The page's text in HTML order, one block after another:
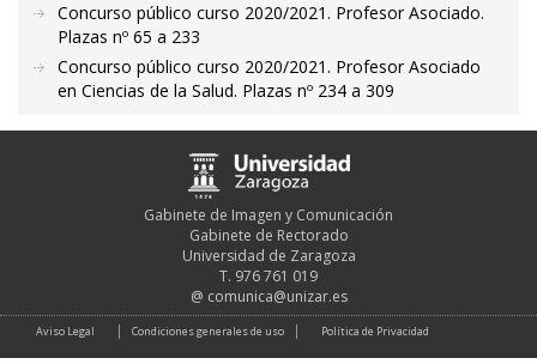
Concurso público curso 2020/2021. Profesor Asociado.
Plazas nº 65 a 233
Concurso público curso 2020/2021. Profesor Asociado
en Ciencias de la Salud. Plazas nº 234 a 309
Gabinete de Imagen y Comunicación
Gabinete de Rectorado
Universidad de Zaragoza
T. 976 761 019
@ comunica@unizar.es
Aviso Legal Condiciones generales de uso Política de Privacidad